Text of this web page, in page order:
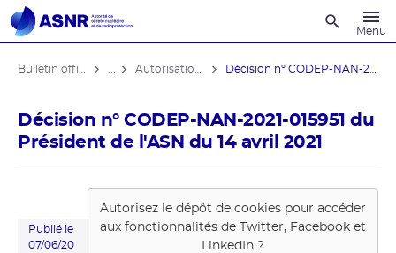
Menu
Décision n° CODEP-NAN-2021-015951 du
Président de l'ASN du 14 avril 2021
Publié le
07/06/20
Autorisez le dépôt de cookies pour accéder
aux fonctionnalités de Twitter, Facebook et
LinkedIn?